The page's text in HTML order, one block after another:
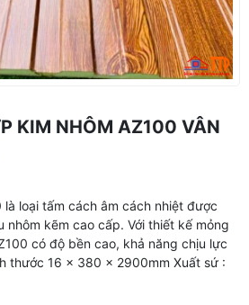
KIM NHÔM AZ100 VÂN
là loại tấm cách âm cách nhiệt được
nhôm kẽm cao cấp. Với thiết kế mỏng
có độ bền cao, khả năng chịu lực
thước 16 x 380 x 2900mm Xuất sứ :